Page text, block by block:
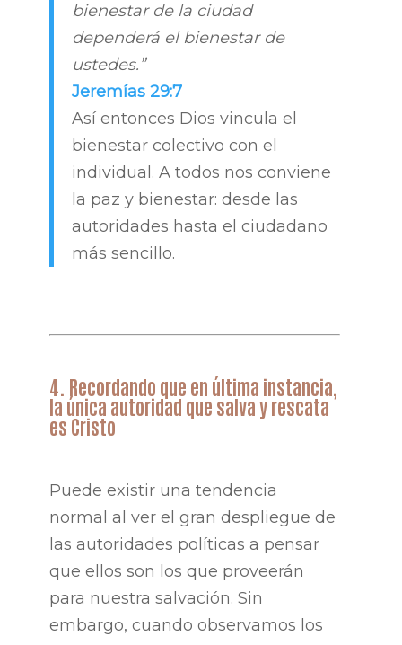
bienestar de la ciudad
dependerá el bienestar de
ustedes.”
Jeremías 29:7
Así entonces Dios vincula el
bienestar colectivo con el
individual. A todos nos conviene
la paz y bienestar: desde las
autoridades hasta el ciudadano
más sencillo.
4. Recordando que en última instancia,
la única autoridad que salva y rescata
es Cristo
Puede existir una tendencia
normal al ver el gran despliegue de
las autoridades políticas a pensar
que ellos son los que proveerán
para nuestra salvación. Sin
embargo, cuando observamos los